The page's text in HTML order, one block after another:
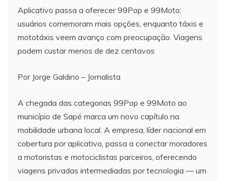
Aplicativo passa a oferecer 99Pop e 99Moto;
usuários comemoram mais opções, enquanto táxis e
mototáxis veem avanço com preocupação. Viagens
podem custar menos de dez centavos
Por Jorge Galdino – Jornalista
A chegada das categorias 99Pop e 99Moto ao
município de Sapé marca um novo capítulo na
mobilidade urbana local. A empresa, líder nacional em
cobertura por aplicativo, passa a conectar moradores
a motoristas e motociclistas parceiros, oferecendo
viagens privadas intermediadas por tecnologia — um